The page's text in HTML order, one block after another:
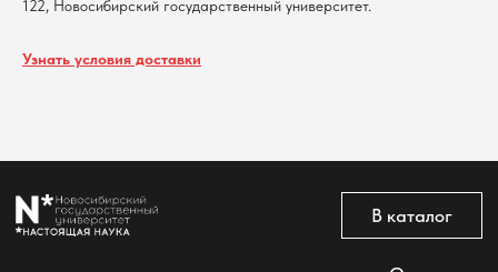
122, Новосибирский государственный университет.
Узнать условия доставки